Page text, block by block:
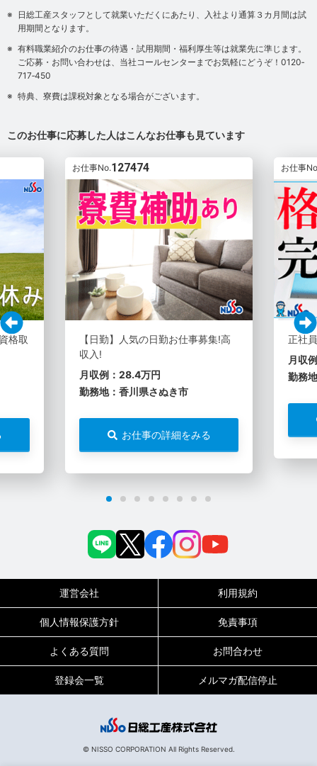
0120-717-450
平日9:00～19:00（土日祝は18:00まで）
日総工産スタッフとして就業いただくにあたり、入社より通算３カ月間は試
用期間となります。
有料職業紹介のお仕事の待遇・試用期間・福利厚生等は就業先に準じます。
ご応募・お問い合わせは、当社コールセンターまでお気軽にどうぞ！0120‐
717‐450
特典、寮費は課税対象となる場合がございます。
このお仕事に応募した人はこんなお仕事も見ています
格取
お仕事No.127474
【日勤】人気の日勤お仕事募集!高
収入!
月収例：28.4万円
勤務地：香川県さぬき市
お仕事の詳細をみる
お仕事
正社
月収
勤務
運営会社 利用規約
個人情報保護方針 免責事項
よくある質問 お問合わせ
登録会一覧 メルマガ配信停止
© NISSO CORPORATION All Rights Reserved.